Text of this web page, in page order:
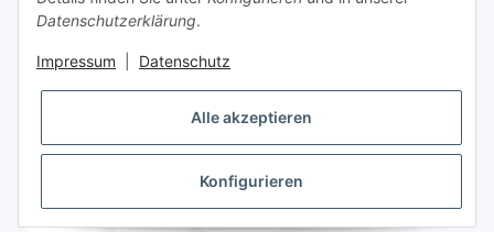
Sicher Einkaufen
Datenschutzerklärung.
Impressum Datenschutz
Alle akzeptieren
Konfigurieren